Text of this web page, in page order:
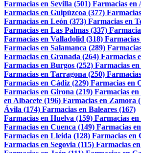
Farmacias en Sevilla (501) Farmacias en
Farmacias en Guipúzcoa (377)
Farmacias en León (373) Farmacias en
Farmacias en Las Palmas (337)
Farmacias en Valladolid (318) Farmacias
Farmacias en Salamanca (289)
Farmacias en Granada (264) Farmacias
Farmacias en Burgos (252) Farmacias
Farmacias en Tarragona (250)
Farmacias en Cádiz (229) Farmacias en
Farmacias en Girona (219) Farmacias
en Albacete (196) Farmacias en Zamora
Ávila (174) Farmacias en Baleares (167)
Farmacias en Huelva (159) Farmacias
Farmacias en Cuenca (149) Farmacias
Farmacias en Lleida (128) Farmacias en
Farmacias en Segovia (115) Farmacias